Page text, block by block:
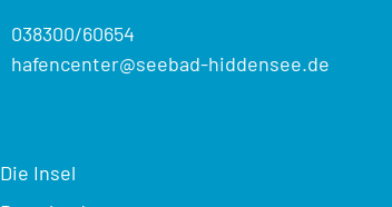
038300/60654
hafencenter@seebad-hiddensee.de
Die Insel